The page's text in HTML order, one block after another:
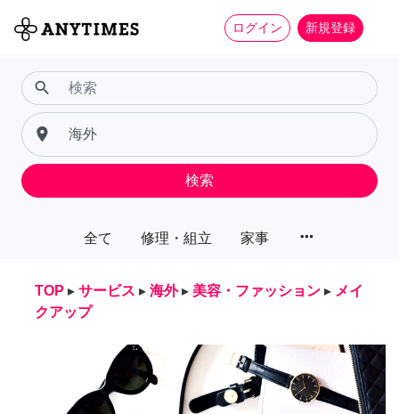
ログイン 新規登録
全て 修理・組立 家事 more_horiz
search
place
検索
TOP ▸ サービス ▸ 海外 ▸ 美容・ファッション ▸ メイ
クアップ